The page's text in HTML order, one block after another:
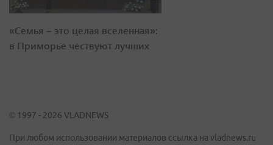
«Семья – это целая вселенная»:
в Приморье чествуют лучших
© 1997 - 2026 VLADNEWS
При любом использовании материалов ссылка на vladnews.ru